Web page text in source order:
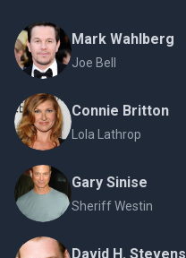
Mark Wahlberg
Joe Bell
Connie Britton
Lola Lathrop
Gary Sinise
Sheriff Westin
David H. Stevens